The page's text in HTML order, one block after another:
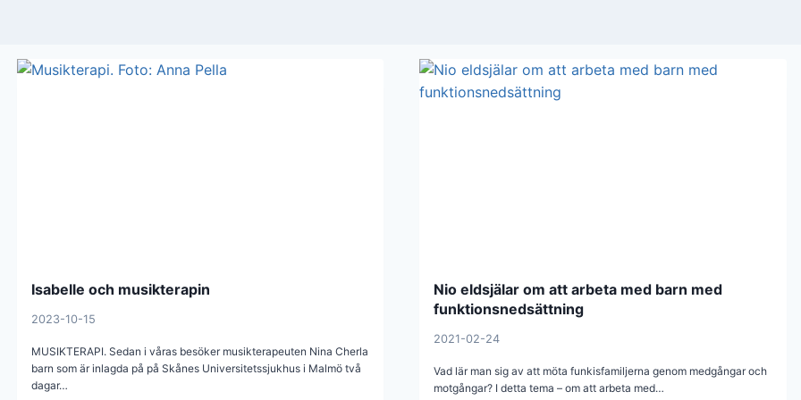
Isabelle och musikterapin
2023-10-15
MUSIKTERAPI. Sedan i våras besöker musikterapeuten Nina Cherla
barn som är inlagda på på Skånes Universitetssjukhus i Malmö två
dagar…
Nio eldsjälar om att arbeta med barn med
funktionsnedsättning
2021-02-24
Vad lär man sig av att möta funkisfamiljerna genom medgångar och
motgångar? I detta tema – om att arbeta med…